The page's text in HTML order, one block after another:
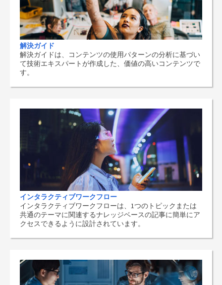
解決ガイド
解決ガイドは、コンテンツの使用パターンの分析に基づい
て技術エキスパートが作成した、価値の高いコンテンツで
す。
インタラクティブワークフロー
インタラクティブワークフローは、1つのトピックまたは
共通のテーマに関連するナレッジベースの記事に簡単にア
クセスできるように設計されています。